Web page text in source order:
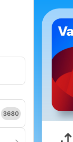
3680